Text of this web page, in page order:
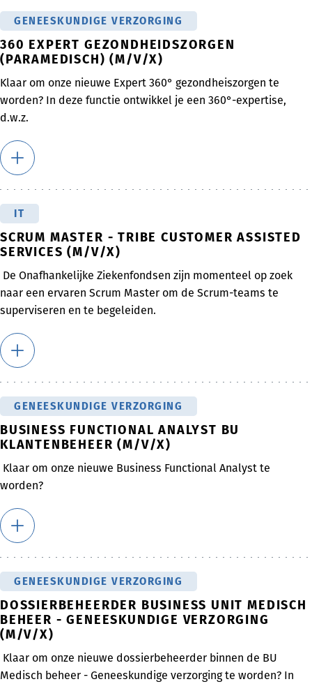
GENEESKUNDIGE VERZORGING
360 EXPERT GEZONDHEIDSZORGEN
(PARAMEDISCH) (M/V/X)
Klaar om onze nieuwe Expert 360° gezondheiszorgen te
worden? In deze functie ontwikkel je een 360°-expertise,
d.w.z.
IT
SCRUM MASTER - TRIBE CUSTOMER ASSISTED
SERVICES (M/V/X)
De Onafhankelijke Ziekenfondsen zijn momenteel op zoek
naar een ervaren Scrum Master om de Scrum-teams te
superviseren en te begeleiden.
GENEESKUNDIGE VERZORGING
BUSINESS FUNCTIONAL ANALYST BU
KLANTENBEHEER (M/V/X)
Klaar om onze nieuwe Business Functional Analyst te
worden?
GENEESKUNDIGE VERZORGING
DOSSIERBEHEERDER BUSINESS UNIT MEDISCH
BEHEER - GENEESKUNDIGE VERZORGING
(M/V/X)
Klaar om onze nieuwe dossierbeheerder binnen de BU
Medisch beheer - Geneeskundige verzorging te worden? In